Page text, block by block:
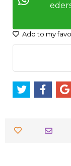
Add to my